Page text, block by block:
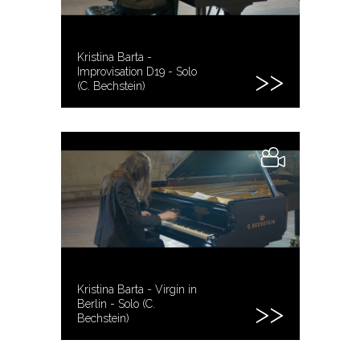
Kristina Barta -
Improvisation D19 - Solo
(C. Bechstein)
Kristina Barta - Virgin in
Berlin - Solo (C.
Bechstein)